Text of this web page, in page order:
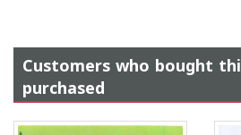
Customers who bought
purchased